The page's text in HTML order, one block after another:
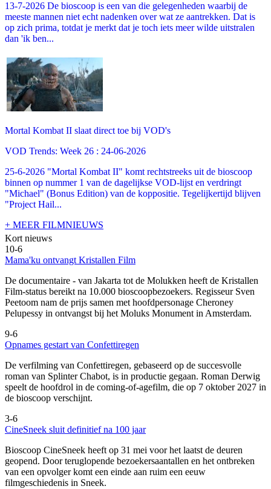
13-7-2026 De bioscoop is een van die gelegenheden waarbij de
meeste mannen niet echt nadenken over wat ze aantrekken. Dat is
op zich prima, totdat je merkt dat je toch iets meer wilde uitstralen
dan 'ik ben...
Mortal Kombat II slaat direct toe bij VOD's
VOD Trends: Week 26 : 24-06-2026
25-6-2026 "Mortal Kombat II" komt rechtstreeks uit de bioscoop
binnen op nummer 1 van de dagelijkse VOD-lijst en verdringt
"Michael" (Bonus Edition) van de koppositie. Tegelijkertijd blijven
"Project Hail...
+ MEER FILMNIEUWS
Kort nieuws
10-6
Mama'ku ontvangt Kristallen Film
De documentaire - van Jakarta tot de Molukken heeft de Kristallen
Film-status bereikt na 10.000 bioscoopbezoekers. Regisseur Sven
Peetoom nam de prijs samen met hoofdpersonage Cheroney
Pelupessy in ontvangst bij het Moluks Monument in Amsterdam.
9-6
Opnames gestart van Confettiregen
De verfilming van Confettiregen, gebaseerd op de succesvolle
roman van Splinter Chabot, is in productie gegaan. Roman Derwig
speelt de hoofdrol in de coming-of-agefilm, die op 7 oktober 2027 in
de bioscoop verschijnt.
3-6
CineSneek sluit definitief na 100 jaar
Bioscoop CineSneek heeft op 31 mei voor het laatst de deuren
geopend. Door teruglopende bezoekersaantallen en het ontbreken
van een opvolger komt een einde aan ruim een eeuw
filmgeschiedenis in Sneek.